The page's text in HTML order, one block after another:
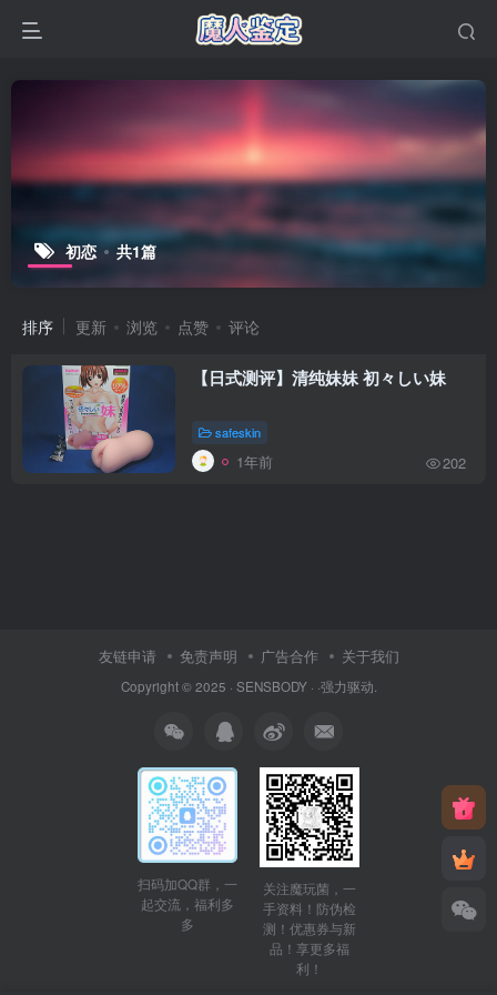
初恋 共1篇
排序 更新 浏览 点赞 评论
【日式测评】清纯妹妹 初々しい妹
safeskin
1年前 202
友链申请 免责声明 广告合作 关于我们
Copyright © 2025 · SENSBODY· ·强力驱动.
扫码加QQ群，一
起交流，福利多
多
关注魔玩菌，一
手资料！防伪检
测！优惠券与新
品！享更多福
利！